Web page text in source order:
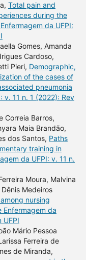
Total pain and
during the
da UFPI:
Gomes, Amanda
Cardoso,
Pieri, Demographic,
of the cases of
pneumonia
v. 11 n. 1 (2022): Rev
Correia Barros,
Maia Brandão,
dos Santos, Paths
training in
da UFPI: v. 11 n.
Moura, Malvina
Medeiros
nursing
Enfermagem da
UFPI
Mário Pessoa
Ferreira de
de Miranda,